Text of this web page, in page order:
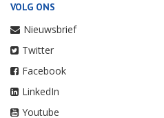
VOLG ONS
Nieuwsbrief
Twitter
Facebook
LinkedIn
Youtube